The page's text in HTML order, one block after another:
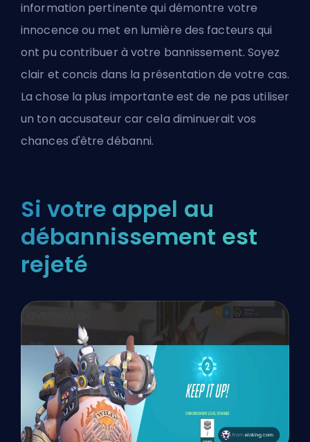
information pertinente qui démontre votre
innocence ou met en lumière des facteurs qui
ont pu contribuer à votre bannissement. Soyez
clair et concis dans la présentation de votre cas.
La chose la plus importante est de ne pas utiliser
un ton accusateur car cela diminuerait vos
chances d'être débanni.
Si votre appel au
débannissement est
rejeté